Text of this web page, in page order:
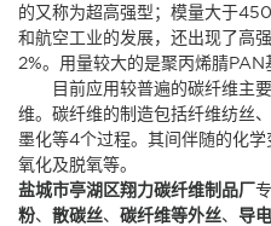
的又称为超高强型；模量大于
和航空工业的发展，还出现了高
2%。用量较大的是聚丙烯腈PAN
目前应用较普遍的碳纤维主要
维。碳纤维的制造包括纤维纺丝
墨化等4个过程。其间伴随的化学
氧化及脱氧等。
盐城市亭湖区翔力碳纤维制品厂
粉、 散碳丝、 碳纤维等外丝、 导